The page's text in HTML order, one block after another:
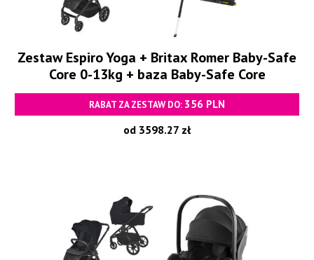
Zestaw Espiro Yoga + Britax Romer Baby-Safe
Core 0-13kg + baza Baby-Safe Core
RABAT ZA ZESTAW DO: 356 PLN
od 3598.27 zł